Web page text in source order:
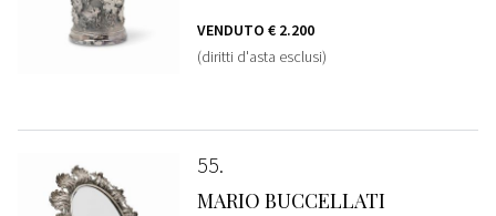
VENDUTO € 2.200
(diritti d'asta esclusi)
55
MARIO BUCCELLATI